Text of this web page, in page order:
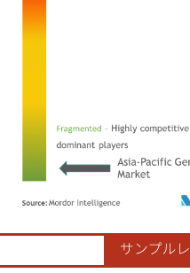
Intelligence。再利用にはCC BY 4.0